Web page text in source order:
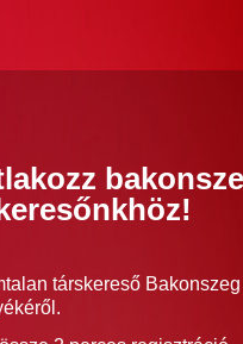
társkereső